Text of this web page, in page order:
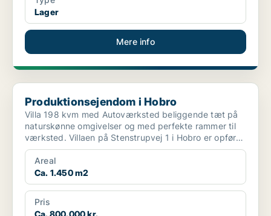
Lager
Mere info
Produktionsejendom i Hobro
Produktionsejendom i Hobro
Villa 198 kvm med Autoværksted beliggende tæt på
naturskønne omgivelser og med perfekte rammer til
værksted. Villaen på Stenstrupvej 1 i Hobro er opført
...
Areal
Ca. 1.450 m2
Pris